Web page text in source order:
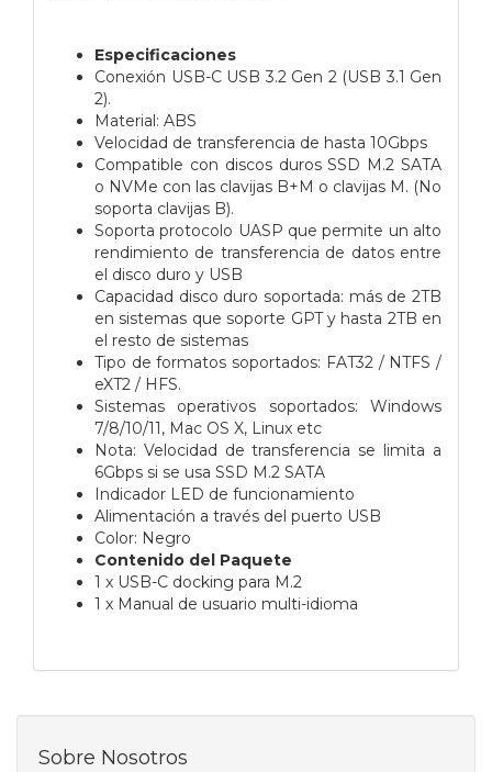
Especificaciones
Conexión USB-C USB 3.2 Gen 2 (USB 3.1 Gen
2).
Material: ABS
Velocidad de transferencia de hasta 10Gbps
Compatible con discos duros SSD M.2 SATA
o NVMe con las clavijas B+M o clavijas M. (No
soporta clavijas B).
Soporta protocolo UASP que permite un alto
rendimiento de transferencia de datos entre
el disco duro y USB
Capacidad disco duro soportada: más de 2TB
en sistemas que soporte GPT y hasta 2TB en
el resto de sistemas
Tipo de formatos soportados: FAT32 / NTFS /
eXT2 / HFS.
Sistemas operativos soportados: Windows
7/8/10/11, Mac OS X, Linux etc
Nota: Velocidad de transferencia se limita a
6Gbps si se usa SSD M.2 SATA
Indicador LED de funcionamiento
Alimentación a través del puerto USB
Color: Negro
Contenido del Paquete
1 x USB-C docking para M.2
1 x Manual de usuario multi-idioma
Sobre Nosotros